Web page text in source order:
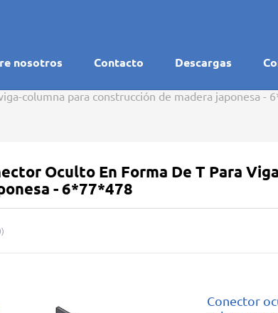
nosotros Contacto Descargas
columna para construcción de madera japonesa -
Oculto En Forma De T Para
- 6*77*478
)
Conector